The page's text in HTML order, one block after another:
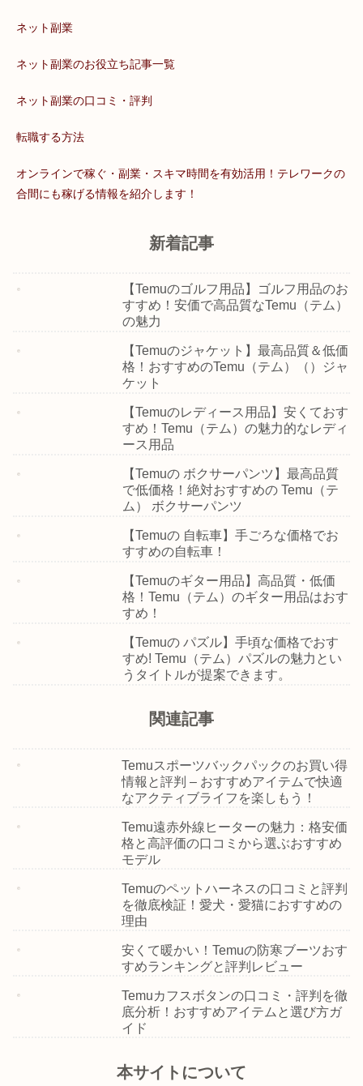
ネット副業
ネット副業のお役立ち記事一覧
ネット副業の口コミ・評判
転職する方法
オンラインで稼ぐ・副業・スキマ時間を有効活用！テレワークの
合間にも稼げる情報を紹介します！
新着記事
【Temuのゴルフ用品】ゴルフ用品のお
すすめ！安価で高品質なTemu（テム）
の魅力
【Temuのジャケット】最高品質＆低価
格！おすすめのTemu（テム）（）ジャ
ケット
【Temuのレディース用品】安くておす
すめ！Temu（テム）の魅力的なレディ
ース用品
【Temuの ボクサーパンツ】最高品質
で低価格！絶対おすすめの Temu（テ
ム） ボクサーパンツ
【Temuの 自転車】手ごろな価格でお
すすめの自転車！
【Temuのギター用品】高品質・低価
格！Temu（テム）のギター用品はおす
すめ！
【Temuの パズル】手頃な価格でおす
すめ! Temu（テム）パズルの魅力とい
うタイトルが提案できます。
関連記事
Temuスポーツバックパックのお買い得
情報と評判 – おすすめアイテムで快適
なアクティブライフを楽しもう！
Temu遠赤外線ヒーターの魅力：格安価
格と高評価の口コミから選ぶおすすめ
モデル
Temuのペットハーネスの口コミと評判
を徹底検証！愛犬・愛猫におすすめの
理由
安くて暖かい！Temuの防寒ブーツおす
すめランキングと評判レビュー
Temuカフスボタンの口コミ・評判を徹
底分析！おすすめアイテムと選び方ガ
イド
本サイトについて